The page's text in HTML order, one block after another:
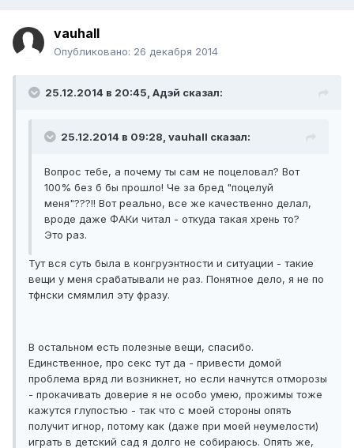
vauhall
Опубликовано: 26 декабря 2014
25.12.2014 в 20:45, Адэй сказал:
25.12.2014 в 09:28, vauhall сказал:
Вопрос тебе, а почему ты сам не поцеловал? Вот
100% без б бы прошло! Че за бред "поцелуй
меня"???!! Вот реально, все же качественно делал,
вроде даже ФАКи читал - откуда такая хрень то?
Это раз.
Тут вся суть была в конгруэнтности и ситуации - такие
вещи у меня срабатывали не раз. Понятное дело, я не по
тфнски смямлил эту фразу.
В остальном есть полезные вещи, спасибо.
Единственное, про секс тут да - привести домой
проблема вряд ли возникнет, но если начнутся отморозы
- прокачивать доверие я не особо умею, прожимы тоже
кажутся глупостью - так что с моей стороны опять
получит игнор, потому как (даже при моей неумелости)
играть в детский сад я долго не собираюсь. Опять же,